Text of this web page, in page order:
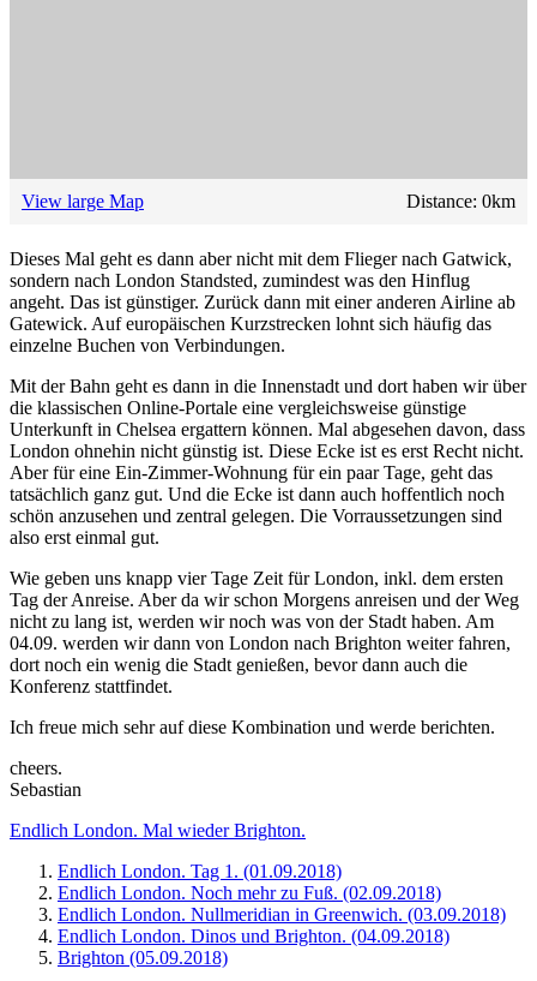
View large Map Distance: 0km
Dieses Mal geht es dann aber nicht mit dem Flieger nach Gatwick,
sondern nach London Standsted, zumindest was den Hinflug
angeht. Das ist günstiger. Zurück dann mit einer anderen Airline ab
Gatewick. Auf europäischen Kurzstrecken lohnt sich häufig das
einzelne Buchen von Verbindungen.
Mit der Bahn geht es dann in die Innenstadt und dort haben wir über
die klassischen Online-Portale eine vergleichsweise günstige
Unterkunft in Chelsea ergattern können. Mal abgesehen davon, dass
London ohnehin nicht günstig ist. Diese Ecke ist es erst Recht nicht.
Aber für eine Ein-Zimmer-Wohnung für ein paar Tage, geht das
tatsächlich ganz gut. Und die Ecke ist dann auch hoffentlich noch
schön anzusehen und zentral gelegen. Die Vorraussetzungen sind
also erst einmal gut.
Wie geben uns knapp vier Tage Zeit für London, inkl. dem ersten
Tag der Anreise. Aber da wir schon Morgens anreisen und der Weg
nicht zu lang ist, werden wir noch was von der Stadt haben. Am
04.09. werden wir dann von London nach Brighton weiter fahren,
dort noch ein wenig die Stadt genießen, bevor dann auch die
Konferenz stattfindet.
Ich freue mich sehr auf diese Kombination und werde berichten.
cheers.
Sebastian
Endlich London. Mal wieder Brighton.
Endlich London. Tag 1. (01.09.2018)
Endlich London. Noch mehr zu Fuß. (02.09.2018)
Endlich London. Nullmeridian in Greenwich. (03.09.2018)
Endlich London. Dinos und Brighton. (04.09.2018)
Brighton (05.09.2018)